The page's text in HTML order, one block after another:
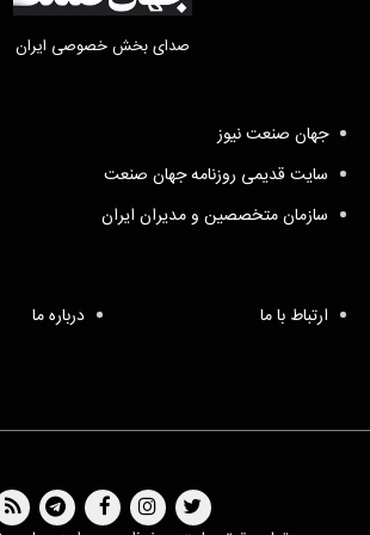
صدای بخش خصوصی ایران
جهان صنعت نیوز
سایت قدیمی روزنامه جهان صنعت
سازمان متخصصین و مدیران ایران
ارتباط با ما درباره ما